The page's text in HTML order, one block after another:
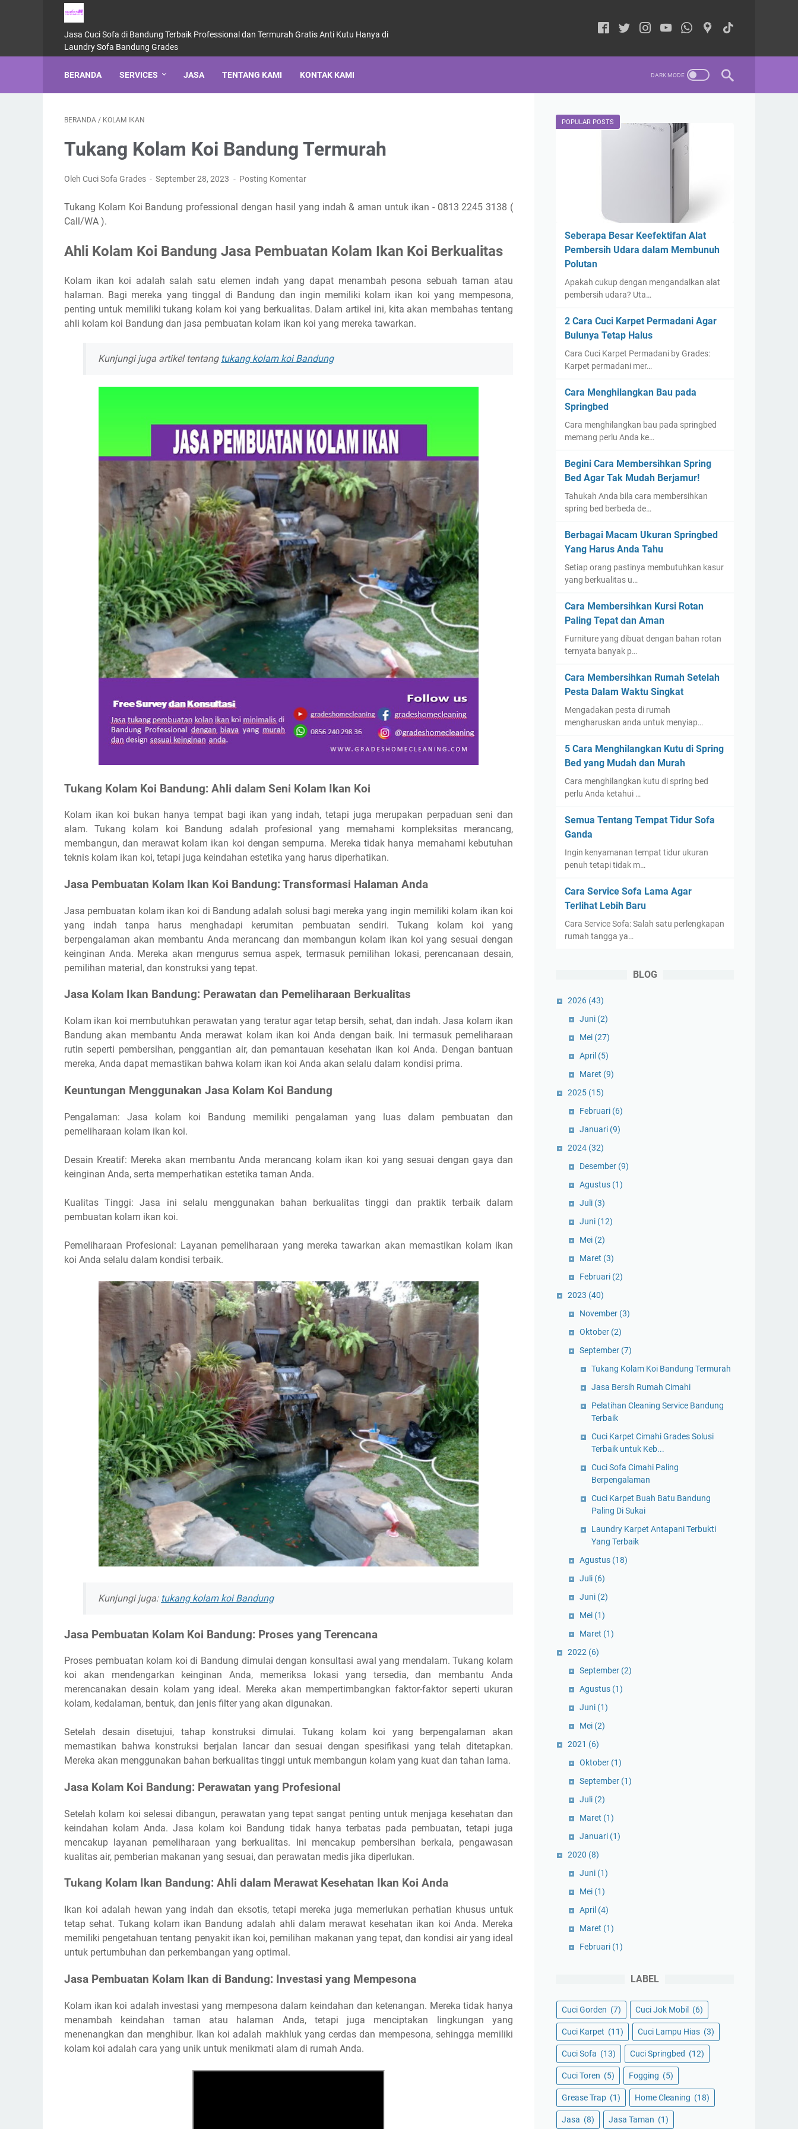
Jasa Cuci Sofa di Bandung Terbaik Professional dan Termurah Gratis Anti Kutu Hanya di
Laundry Sofa Bandung Grades
BERANDA SERVICES JASA TENTANG KAMI KONTAK KAMI
BERANDA / KOLAM IKAN
Tukang Kolam Koi Bandung Termurah
Oleh Cuci Sofa Grades September 28, 2023 Posting Komentar
Tukang Kolam Koi Bandung professional dengan hasil yang indah & aman untuk ikan - 0813 2245 3138 (
Call/WA ).
Ahli Kolam Koi Bandung Jasa Pembuatan Kolam Ikan Koi Berkualitas
Kolam ikan koi adalah salah satu elemen indah yang dapat menambah pesona sebuah taman atau
halaman. Bagi mereka yang tinggal di Bandung dan ingin memiliki kolam ikan koi yang mempesona,
penting untuk memiliki tukang kolam koi yang berkualitas. Dalam artikel ini, kita akan membahas tentang
ahli kolam koi Bandung dan jasa pembuatan kolam ikan koi yang mereka tawarkan.
Kunjungi juga artikel tentang tukang kolam koi Bandung
Tukang Kolam Koi Bandung: Ahli dalam Seni Kolam Ikan Koi
Kolam ikan koi bukan hanya tempat bagi ikan yang indah, tetapi juga merupakan perpaduan seni dan
alam. Tukang kolam koi Bandung adalah profesional yang memahami kompleksitas merancang,
membangun, dan merawat kolam ikan koi dengan sempurna. Mereka tidak hanya memahami kebutuhan
teknis kolam ikan koi, tetapi juga keindahan estetika yang harus diperhatikan.
Jasa Pembuatan Kolam Ikan Koi Bandung: Transformasi Halaman Anda
Jasa pembuatan kolam ikan koi di Bandung adalah solusi bagi mereka yang ingin memiliki kolam ikan koi
yang indah tanpa harus menghadapi kerumitan pembuatan sendiri. Tukang kolam koi yang
berpengalaman akan membantu Anda merancang dan membangun kolam ikan koi yang sesuai dengan
keinginan Anda. Mereka akan mengurus semua aspek, termasuk pemilihan lokasi, perencanaan desain,
pemilihan material, dan konstruksi yang tepat.
Jasa Kolam Ikan Bandung: Perawatan dan Pemeliharaan Berkualitas
Kolam ikan koi membutuhkan perawatan yang teratur agar tetap bersih, sehat, dan indah. Jasa kolam ikan
Bandung akan membantu Anda merawat kolam ikan koi Anda dengan baik. Ini termasuk pemeliharaan
rutin seperti pembersihan, penggantian air, dan pemantauan kesehatan ikan koi Anda. Dengan bantuan
mereka, Anda dapat memastikan bahwa kolam ikan koi Anda akan selalu dalam kondisi prima.
Keuntungan Menggunakan Jasa Kolam Koi Bandung
Pengalaman: Jasa kolam koi Bandung memiliki pengalaman yang luas dalam pembuatan dan
pemeliharaan kolam ikan koi.
Desain Kreatif: Mereka akan membantu Anda merancang kolam ikan koi yang sesuai dengan gaya dan
keinginan Anda, serta memperhatikan estetika taman Anda.
Kualitas Tinggi: Jasa ini selalu menggunakan bahan berkualitas tinggi dan praktik terbaik dalam
pembuatan kolam ikan koi.
Pemeliharaan Profesional: Layanan pemeliharaan yang mereka tawarkan akan memastikan kolam ikan
koi Anda selalu dalam kondisi terbaik.
Kunjungi juga: tukang kolam koi Bandung
Jasa Pembuatan Kolam Koi Bandung: Proses yang Terencana
Proses pembuatan kolam koi di Bandung dimulai dengan konsultasi awal yang mendalam. Tukang kolam
koi akan mendengarkan keinginan Anda, memeriksa lokasi yang tersedia, dan membantu Anda
merencanakan desain kolam yang ideal. Mereka akan mempertimbangkan faktor-faktor seperti ukuran
kolam, kedalaman, bentuk, dan jenis filter yang akan digunakan.
Setelah desain disetujui, tahap konstruksi dimulai. Tukang kolam koi yang berpengalaman akan
memastikan bahwa konstruksi berjalan lancar dan sesuai dengan spesifikasi yang telah ditetapkan.
Mereka akan menggunakan bahan berkualitas tinggi untuk membangun kolam yang kuat dan tahan lama.
Jasa Kolam Koi Bandung: Perawatan yang Profesional
Setelah kolam koi selesai dibangun, perawatan yang tepat sangat penting untuk menjaga kesehatan dan
keindahan kolam Anda. Jasa kolam koi Bandung tidak hanya terbatas pada pembuatan, tetapi juga
mencakup layanan pemeliharaan yang berkualitas. Ini mencakup pembersihan berkala, pengawasan
kualitas air, pemberian makanan yang sesuai, dan perawatan medis jika diperlukan.
Tukang Kolam Ikan Bandung: Ahli dalam Merawat Kesehatan Ikan Koi Anda
Ikan koi adalah hewan yang indah dan eksotis, tetapi mereka juga memerlukan perhatian khusus untuk
tetap sehat. Tukang kolam ikan Bandung adalah ahli dalam merawat kesehatan ikan koi Anda. Mereka
memiliki pengetahuan tentang penyakit ikan koi, pemilihan makanan yang tepat, dan kondisi air yang ideal
untuk pertumbuhan dan perkembangan yang optimal.
Jasa Pembuatan Kolam Ikan di Bandung: Investasi yang Mempesona
Kolam ikan koi adalah investasi yang mempesona dalam keindahan dan ketenangan. Mereka tidak hanya
menambah keindahan taman atau halaman Anda, tetapi juga menciptakan lingkungan yang
menenangkan dan menghibur. Ikan koi adalah makhluk yang cerdas dan mempesona, sehingga memiliki
kolam koi adalah cara yang unik untuk menikmati alam di rumah Anda.
POPULAR POSTS
Seberapa Besar Keefektifan Alat
Pembersih Udara dalam Membunuh
Polutan
Apakah cukup dengan mengandalkan alat
pembersih udara? Uta…
2 Cara Cuci Karpet Permadani Agar
Bulunya Tetap Halus
Cara Cuci Karpet Permadani by Grades:
Karpet permadani mer…
Cara Menghilangkan Bau pada
Springbed
Cara menghilangkan bau pada springbed
memang perlu Anda ke…
Begini Cara Membersihkan Spring
Bed Agar Tak Mudah Berjamur!
Tahukah Anda bila cara membersihkan
spring bed berbeda de…
Berbagai Macam Ukuran Springbed
Yang Harus Anda Tahu
Setiap orang pastinya membutuhkan kasur
yang berkualitas u…
Cara Membersihkan Kursi Rotan
Paling Tepat dan Aman
Furniture yang dibuat dengan bahan rotan
ternyata banyak p…
Cara Membersihkan Rumah Setelah
Pesta Dalam Waktu Singkat
Mengadakan pesta di rumah
mengharuskan anda untuk menyiap…
5 Cara Menghilangkan Kutu di Spring
Bed yang Mudah dan Murah
Cara menghilangkan kutu di spring bed
perlu Anda ketahui …
Semua Tentang Tempat Tidur Sofa
Ganda
Ingin kenyamanan tempat tidur ukuran
penuh tetapi tidak m…
Cara Service Sofa Lama Agar
Terlihat Lebih Baru
Cara Service Sofa: Salah satu perlengkapan
rumah tangga ya…
BLOG
2026 (43)
Juni (2)
Mei (27)
April (5)
Maret (9)
2025 (15)
Februari (6)
Januari (9)
2024 (32)
Desember (9)
Agustus (1)
Juli (3)
Juni (12)
Mei (2)
Maret (3)
Februari (2)
2023 (40)
November (3)
Oktober (2)
September (7)
Tukang Kolam Koi Bandung Termurah
Jasa Bersih Rumah Cimahi
Pelatihan Cleaning Service Bandung
Terbaik
Cuci Karpet Cimahi Grades Solusi
Terbaik untuk Keb...
Cuci Sofa Cimahi Paling
Berpengalaman
Cuci Karpet Buah Batu Bandung
Paling Di Sukai
Laundry Karpet Antapani Terbukti
Yang Terbaik
Agustus (18)
Juli (6)
Juni (2)
Mei (1)
Maret (1)
2022 (6)
September (2)
Agustus (1)
Juni (1)
Mei (2)
2021 (6)
Oktober (1)
September (1)
Juli (2)
Maret (1)
Januari (1)
2020 (8)
Juni (1)
Mei (1)
April (4)
Maret (1)
Februari (1)
LABEL
Cuci Gorden (7) Cuci Jok Mobil (6)
Cuci Karpet (11) Cuci Lampu Hias (3)
Cuci Sofa (13) Cuci Springbed (12)
Cuci Toren (5) Fogging (5)
Grease Trap (1) Home Cleaning (18)
Jasa (8) Jasa Taman (1)